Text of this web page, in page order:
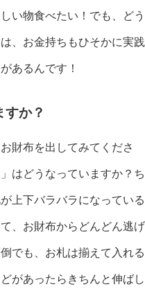
い物食べたい！でも、どう
、お金持ちもひそかに実践
あるんです！
すか？
財布を出してみてくださ
はどうなっていますか？ち
上下バラバラになっている
、お財布からどんどん逃げ
でも、お札は揃えて入れる
があったらきちんと伸ばし